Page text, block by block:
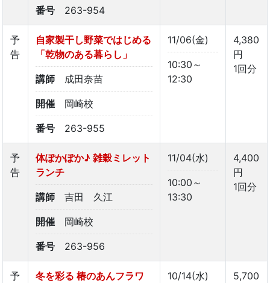
番号 263-954
予
告
自家製干し野菜ではじめる
「乾物のある暮らし」
講師 成田奈苗
開催 岡崎校
番号 263-955
11/06(金)
10:30～
12:30
4,380
円
1回分
予
告
体ぽかぽか♪ 雑穀ミレット
ランチ
講師 吉田 久江
開催 岡崎校
番号 263-956
11/04(水)
10:00～
13:30
4,400
円
1回分
予
冬を彩る 椿のあんフラワ
10/14(水)
5,700